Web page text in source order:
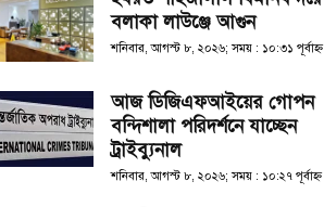
বলাকা লাউঞ্জে আগুন
শনিবার, আগস্ট ৮, ২০২৬; সময় : ১০:৩১ পূর্বাহ্ণ
আজ ডিজিএফআইয়ের গোপন
বন্দিশালা পরিদর্শনে যাচ্ছেন
ট্রাইব্যুনাল
শনিবার, আগস্ট ৮, ২০২৬; সময় : ১০:২৭ পূর্বাহ্ণ